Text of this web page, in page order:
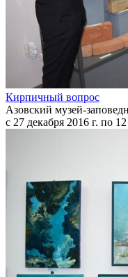
Кирпичный вопрос
Азовский музей-
с 27 декабря 2016 г. по